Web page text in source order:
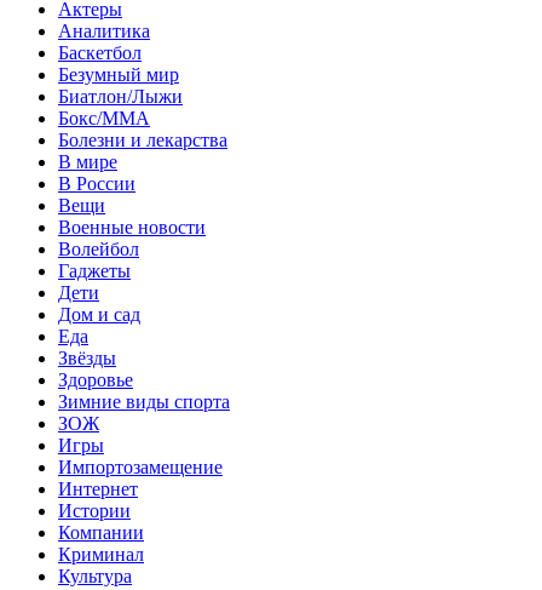
Актеры
Аналитика
Баскетбол
Безумный мир
Биатлон/Лыжи
Бокс/MMA
Болезни и лекарства
В мире
В России
Вещи
Военные новости
Волейбол
Гаджеты
Дети
Дом и сад
Еда
Звёзды
Здоровье
Зимние виды спорта
ЗОЖ
Игры
Импортозамещение
Интернет
Истории
Компании
Криминал
Культура